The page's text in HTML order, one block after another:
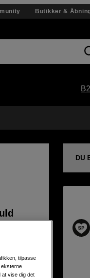
Butikker &
DU
tilpasse
eksterne
at vise dig det